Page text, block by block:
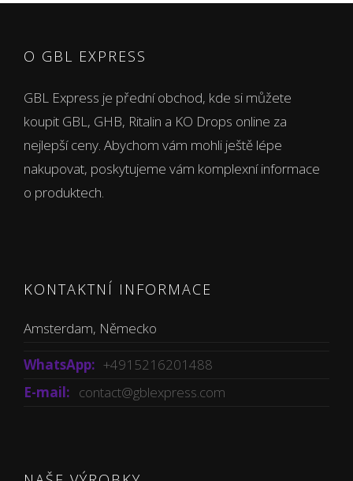
O GBL EXPRESS
GBL Express je přední obchod, kde si můžete
koupit GBL, GHB, Ritalin a KO Drops online za
nejlepší ceny. Abychom vám mohli ještě lépe
nakupovat, poskytujeme vám komplexní informace
o produktech.
KONTAKTNÍ INFORMACE
Amsterdam, Německo
WhatsApp: +4915216201488
E-mail: contact@gblexpress.com